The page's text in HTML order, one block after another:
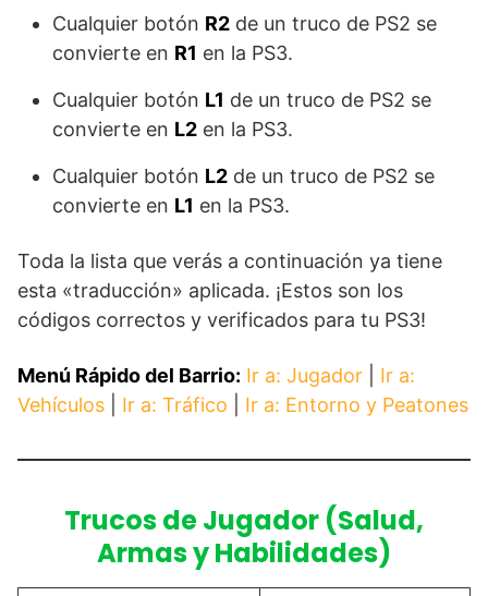
Cualquier botón R2 de un truco de PS2 se
convierte en R1 en la PS3.
Cualquier botón L1 de un truco de PS2 se
convierte en L2 en la PS3.
Cualquier botón L2 de un truco de PS2 se
convierte en L1 en la PS3.
Toda la lista que verás a continuación ya tiene
esta «traducción» aplicada. ¡Estos son los
códigos correctos y verificados para tu PS3!
Menú Rápido del Barrio: Ir a: Jugador
Ir a:
Vehículos
Ir a: Tráfico Ir a: Entorno y Peatones
Trucos de Jugador (Salud,
Armas y Habilidades)